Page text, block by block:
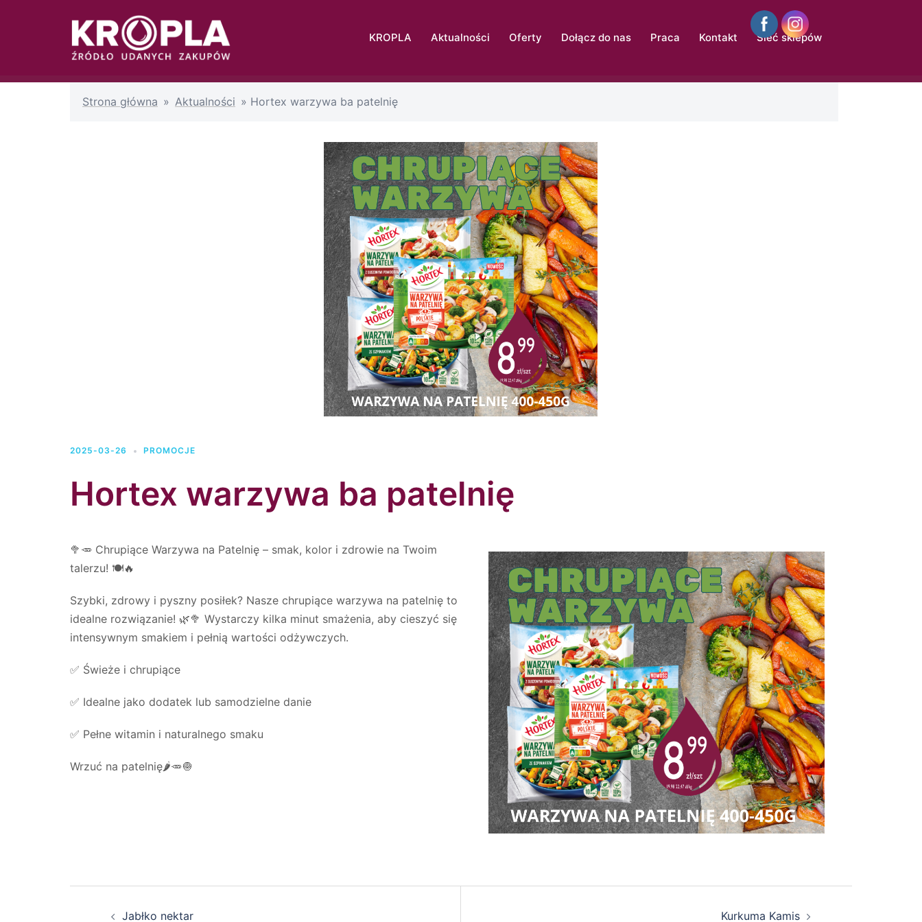
KROPLA Aktualności Oferty Dołącz do nas Praca Kontakt Sieć sklepów
Strona główna » Aktualności » Hortex warzywa ba patelnię
2025-03-26 PROMOCJE
Hortex warzywa ba patelnię
🥦🥕 Chrupiące Warzywa na Patelnię – smak, kolor i zdrowie na Twoim
talerzu! 🍽️🔥
Szybki, zdrowy i pyszny posiłek? Nasze chrupiące warzywa na patelnię to
idealne rozwiązanie! 🌿🥦 Wystarczy kilka minut smażenia, aby cieszyć się
intensywnym smakiem i pełnią wartości odżywczych.
✅ Świeże i chrupiące
✅ Idealne jako dodatek lub samodzielne danie
✅ Pełne witamin i naturalnego smaku
Wrzuć na patelnię🌶🥕🧅
Jabłko nektar Kurkuma Kamis